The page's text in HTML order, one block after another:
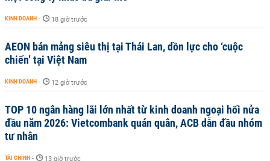
KINH DOANH - 18 giờ trước
AEON bán mảng siêu thị tại Thái Lan, dồn lực cho ‘cuộc
chiến’ tại Việt Nam
KINH DOANH - 12 giờ trước
TOP 10 ngân hàng lãi lớn nhất từ kinh doanh ngoại hối nửa
đầu năm 2026: Vietcombank quán quân, ACB dẫn đầu nhóm
tư nhân
TÀI CHÍNH - 13 giờ trước